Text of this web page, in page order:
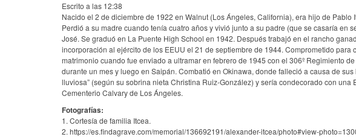
Escrito a las 12:38
Nacido el 2 de diciembre de 1922 en Walnut (Los Ángeles, California), era hijo de
Perdió a su madre cuando tenía cuatro años y vivió junto a su padre (que se casaría en
José. Se graduó en La Puente High School en 1942. Después trabajó en el rancho
incorporación al ejército de los EEUU el 21 de septiembre de 1944. Comprometido
matrimonio cuando fue enviado a ultramar en febrero de 1945 con el 306º Regimiento
durante un mes y luego en Saipán. Combatió en Okinawa, donde falleció a causa de
lluviosa” (según su sobrina nieta Christina Ruiz-González) y sería condecorado con
Cementerio Calvary de Los Ángeles.
Fotografías:
1. Cortesía de familia Itcea.
2. https://es.findagrave.com/memorial/136692191/alexander-itcea/photo#view-